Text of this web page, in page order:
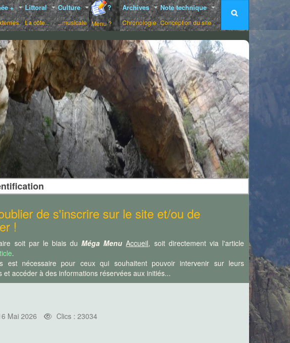
+ Littoral
La côte...
Culture
...musicale
?
Menu ?
Archives
Chronologie
Note technique
Conception du site
:
de s'inscrire sur le site et/ou de
!
soit par le biais duMéga Menu Accueil, soit directement via l'article
.
est nécessaire pour ceux qui souhaitent pouvoir intervenir sur leurs
et accéder à des informations réservées aux initiés...
Mai 2026 Clics : 23034